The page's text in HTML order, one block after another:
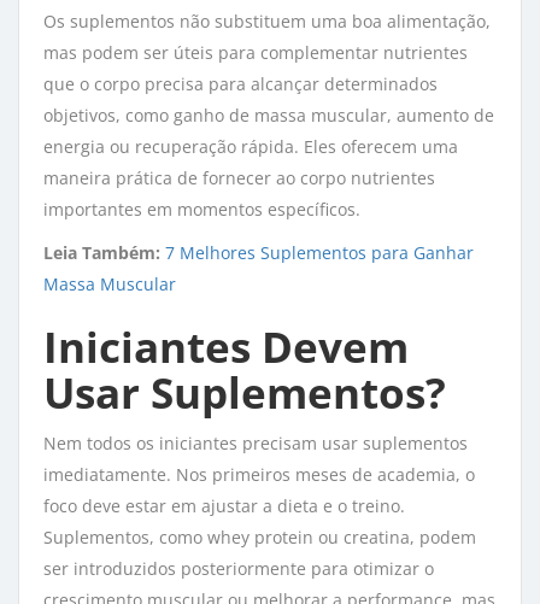
Os suplementos não substituem uma boa alimentação,
mas podem ser úteis para complementar nutrientes
que o corpo precisa para alcançar determinados
objetivos, como ganho de massa muscular, aumento de
energia ou recuperação rápida. Eles oferecem uma
maneira prática de fornecer ao corpo nutrientes
importantes em momentos específicos.
Leia Também: 7 Melhores Suplementos para Ganhar
Massa Muscular
Iniciantes Devem
Usar Suplementos?
Nem todos os iniciantes precisam usar suplementos
imediatamente. Nos primeiros meses de academia, o
foco deve estar em ajustar a dieta e o treino.
Suplementos, como whey protein ou creatina, podem
ser introduzidos posteriormente para otimizar o